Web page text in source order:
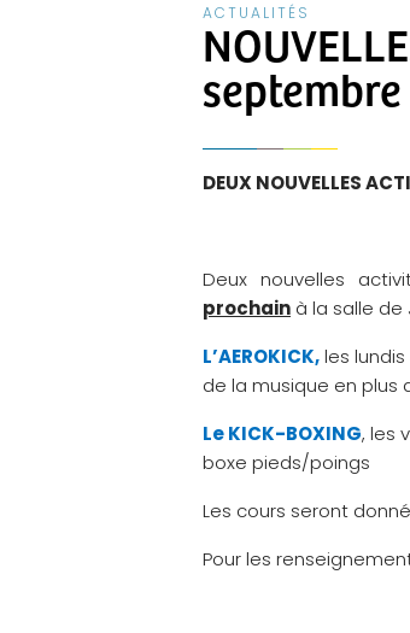
ACTUALITÉS
DEUX NOUVELLES
Deux nouvelles
prochain à la salle de
L’AEROKICK,les
de la musique en plus
Le KICK-BOXING, les
boxe pieds/poings
Les cours seront
Pour les